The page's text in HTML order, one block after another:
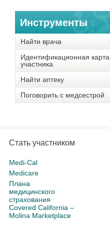
Инструменты
Найти врача
Идентификационная карта
участника
Найти аптеку
Поговорить с медсестрой
Стать участником
Medi-Cal
Medicare
Плана
медицинского
страхования
Covered California –
Molina Marketplace